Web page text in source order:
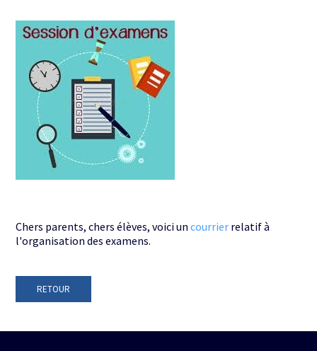
Chers parents, chers élèves, voici uncourrier relatif à
l'organisation des examens.
RETOUR